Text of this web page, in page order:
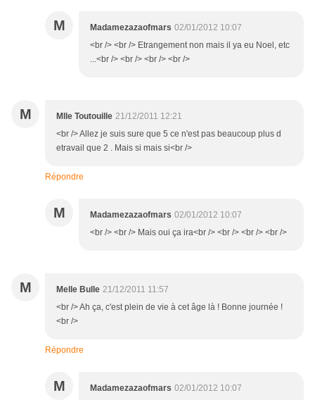
M Madamezazaofmars 02/01/2012 10:07
<br /> <br /> Etrangement non mais il ya eu Noel, etc
...<br /> <br /> <br /> <br />
M Mlle Toutouille 21/12/2011 12:21
<br /> Allez je suis sure que 5 ce n'est pas beaucoup plus d
etravail que 2 . Mais si mais si<br />
Répondre
M Madamezazaofmars 02/01/2012 10:07
<br /> <br /> Mais oui ça ira<br /> <br /> <br /> <br />
M Melle Bulle 21/12/2011 11:57
<br /> Ah ça, c'est plein de vie à cet âge là ! Bonne journée !
<br />
Répondre
M Madamezazaofmars 02/01/2012 10:07